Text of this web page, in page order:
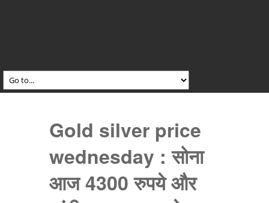
Gold silver price
wednesday : सोना
आज 4300 रुपये और